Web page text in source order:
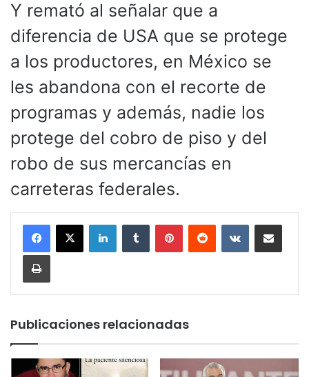
Y remató al señalar que a
diferencia de USA que se protege
a los productores, en México se
les abandona con el recorte de
programas y además, nadie los
protege del cobro de piso y del
robo de sus mercancías en
carreteras federales.
LinkedInTumblr PinterestReddit VKontakteCompartir por
Imprimir
Publicaciones relacionadas